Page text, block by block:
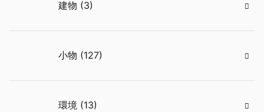
建物 (3)
小物 (127)
環境 (13)